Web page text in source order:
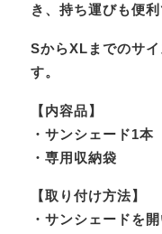
き、持ち運びも便利
SからXLまでのサ
す。
【内容品】
・サンシェード1本
・専用収納袋
【取り付け方法】
・サンシェードを